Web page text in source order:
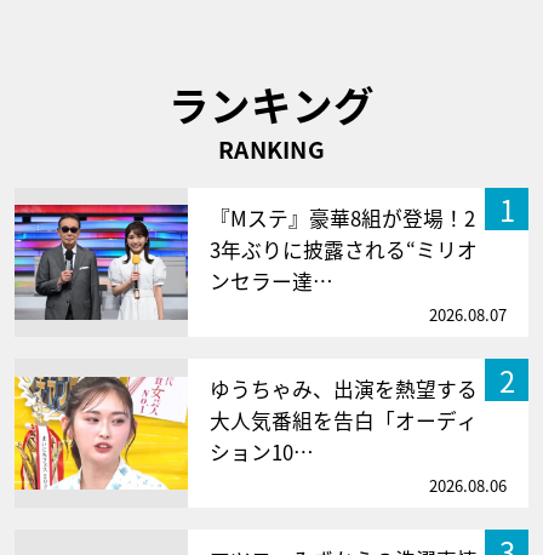
ランキング
RANKING
1
『Mステ』豪華8組が登場！2
3年ぶりに披露される“ミリオ
ンセラー達…
2026.08.07
2
ゆうちゃみ、出演を熱望する
大人気番組を告白「オーディ
ション10…
2026.08.06